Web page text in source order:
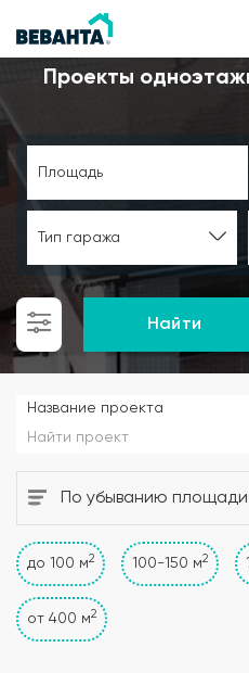
Проекты
Площадь
Тип гаража
Найти
Название проекта
По убыванию площади
до 100 м2 100-150 м2
от 400 м2